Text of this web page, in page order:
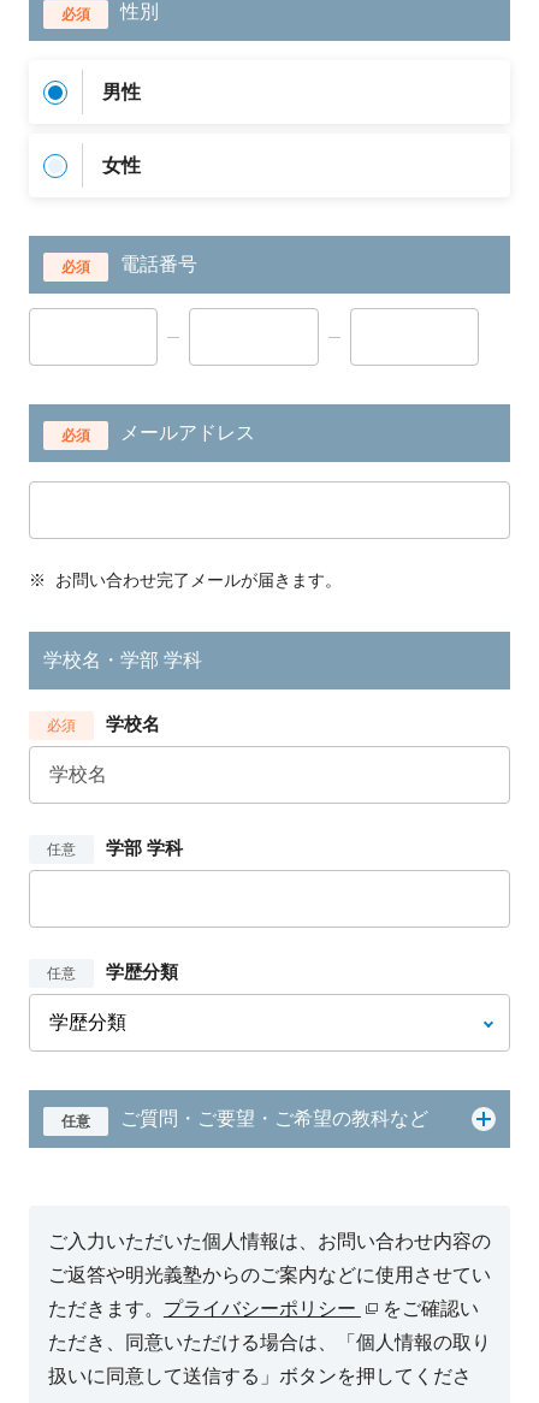
必須 性別
男性
女性
必須 電話番号
必須 メールアドレス
※ お問い合わせ完了メールが届きます。
学校名・学部 学科
必須 学校名
任意 学部 学科
任意 学歴分類
任意 ご質問・ご要望・ご希望の教科など
ご入力いただいた個人情報は、お問い合わせ内容の
ご返答や明光義塾からのご案内などに使用させてい
ただきます。 プライバシーポリシー
をご確認い
ただき、同意いただける場合は、「個人情報の取り
扱いに同意して送信する」ボタンを押してくださ